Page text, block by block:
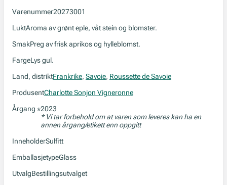
Varenummer20273001
LuktAroma av grønt eple, våt stein og blomster.
SmakPreg av frisk aprikos og hylleblomst.
FargeLys gul.
Land, distriktFrankrike, Savoie, Roussette de Savoie
ProdusentCharlotte Sonjon Vigneronne
Årgang *2023
* Vi tar forbehold om at varen som leveres kan ha en
annen årgang/etikett enn oppgitt
InneholderSulfitt
EmballasjetypeGlass
UtvalgBestillingsutvalget